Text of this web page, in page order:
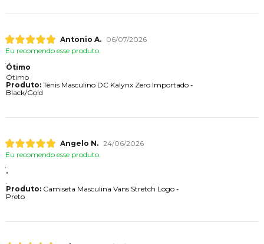
Antonio A.
06/07/2026
Eu recomendo esse produto.
Ótimo
Ótimo
Produto:Tênis Masculino DC Kalynx Zero Importado -
Black/Gold
Angelo N. 24/06/2026
Eu recomendo esse produto.
.
Produto:Camiseta Masculina Vans Stretch Logo -
Preto